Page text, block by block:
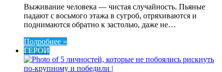
Выживание человека — чистая случайность. Пьяные
падают с восьмого этажа в сугроб, отряхиваются и
поднимаются обратно к застолью, даже не…
Подробнее »
ГЕРОИ